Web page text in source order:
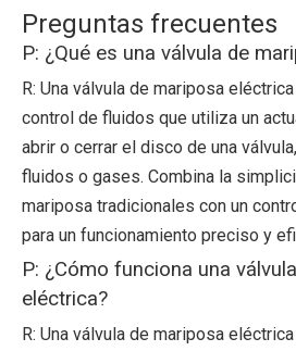
Preguntas frecuentes
P: ¿Qué es una válvula de
R: Una válvula de mariposa
control de fluidos que utiliza un
abrir o cerrar el disco de una
fluidos o gases. Combina la
mariposa tradicionales con un
para un funcionamiento preciso y
P: ¿Cómo funciona una
eléctrica?
R: Una válvula de mariposa